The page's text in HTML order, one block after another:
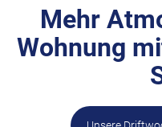
Mehr
Wohnung